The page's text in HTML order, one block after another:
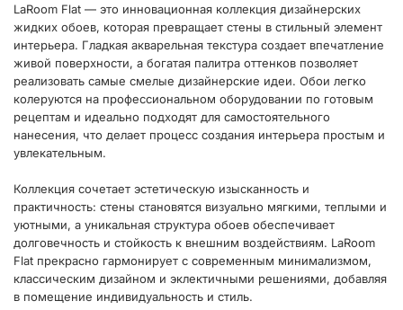
LaRoom Flat — это инновационная коллекция дизайнерских
жидких обоев, которая превращает стены в стильный элемент
интерьера. Гладкая акварельная текстура создает впечатление
живой поверхности, а богатая палитра оттенков позволяет
реализовать самые смелые дизайнерские идеи. Обои легко
колеруются на профессиональном оборудовании по готовым
рецептам и идеально подходят для самостоятельного
нанесения, что делает процесс создания интерьера простым и
увлекательным.
Коллекция сочетает эстетическую изысканность и
практичность: стены становятся визуально мягкими, теплыми и
уютными, а уникальная структура обоев обеспечивает
долговечность и стойкость к внешним воздействиям. LaRoom
Flat прекрасно гармонирует с современным минимализмом,
классическим дизайном и эклектичными решениями, добавляя
в помещение индивидуальность и стиль.